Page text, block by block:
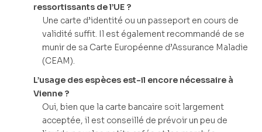
ressortissants de l’UE ?
Une carte d’identité ou un passeport en cours de
validité suffit. Il est également recommandé de se
munir de sa Carte Européenne d’Assurance Maladie
(CEAM).
L’usage des espèces est-il encore nécessaire à
Vienne ?
Oui, bien que la carte bancaire soit largement
acceptée, il est conseillé de prévoir un peu de